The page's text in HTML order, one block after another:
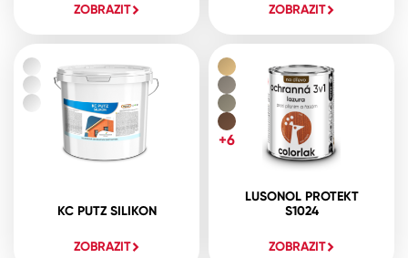
ZOBRAZIT ZOBRAZIT
KC PUTZ SILIKON
ZOBRAZIT
LUSONOL PROTEKT
S1024
ZOBRAZIT
+6